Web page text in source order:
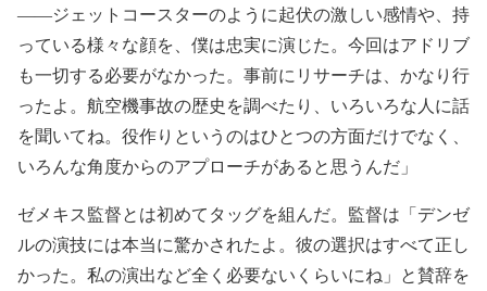
――ジェットコースターのように起伏の激しい感情や、持
っている様々な顔を、僕は忠実に演じた。今回はアドリブ
も一切する必要がなかった。事前にリサーチは、かなり行
ったよ。航空機事故の歴史を調べたり、いろいろな人に話
を聞いてね。役作りというのはひとつの方面だけでなく、
いろんな角度からのアプローチがあると思うんだ」
ゼメキス監督とは初めてタッグを組んだ。監督は「デンゼ
ルの演技には本当に驚かされたよ。彼の選択はすべて正し
かった。私の演出など全く必要ないくらいにね」と賛辞を